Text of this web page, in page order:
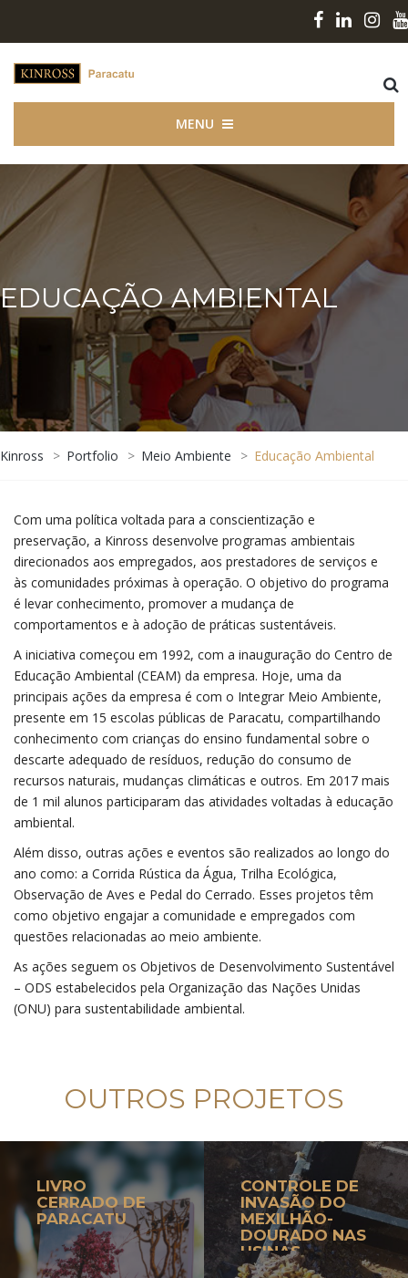
MENU
EDUCAÇÃO AMBIENTAL
Kinross > Portfolio > Meio Ambiente > Educação Ambiental
Com uma política voltada para a conscientização e
preservação, a Kinross desenvolve programas ambientais
direcionados aos empregados, aos prestadores de serviços e
às comunidades próximas à operação. O objetivo do programa
é levar conhecimento, promover a mudança de
comportamentos e à adoção de práticas sustentáveis.
A iniciativa começou em 1992, com a inauguração do Centro de
Educação Ambiental (CEAM) da empresa. Hoje, uma da
principais ações da empresa é com o Integrar Meio Ambiente,
presente em 15 escolas públicas de Paracatu, compartilhando
conhecimento com crianças do ensino fundamental sobre o
descarte adequado de resíduos, redução do consumo de
recursos naturais, mudanças climáticas e outros. Em 2017 mais
de 1 mil alunos participaram das atividades voltadas à educação
ambiental.
Além disso, outras ações e eventos são realizados ao longo do
ano como: a Corrida Rústica da Água, Trilha Ecológica,
Observação de Aves e Pedal do Cerrado. Esses projetos têm
como objetivo engajar a comunidade e empregados com
questões relacionadas ao meio ambiente.
As ações seguem os Objetivos de Desenvolvimento Sustentável
– ODS estabelecidos pela Organização das Nações Unidas
(ONU) para sustentabilidade ambiental.
OUTROS PROJETOS
LIVRO
CERRADO DE
PARACATU
CONTROLE DE
INVASÃO DO
MEXILHÃO-
DOURADO NAS
USINAS
HIDRELÉTRICAS